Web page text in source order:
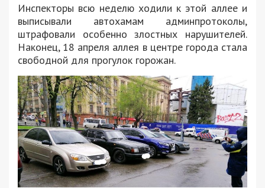
Инспекторы всю неделю ходили к этой аллее и
выписывали автохамам админпротоколы,
штрафовали особенно злостных нарушителей.
Наконец, 18 апреля аллея в центре города стала
свободной для прогулок горожан.